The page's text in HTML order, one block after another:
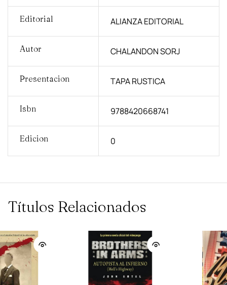
Editorial ALIANZA EDITORIAL
Autor CHALANDON SORJ
Presentacion TAPA RUSTICA
Isbn 9788420668741
Edicion 0
Títulos Relacionados